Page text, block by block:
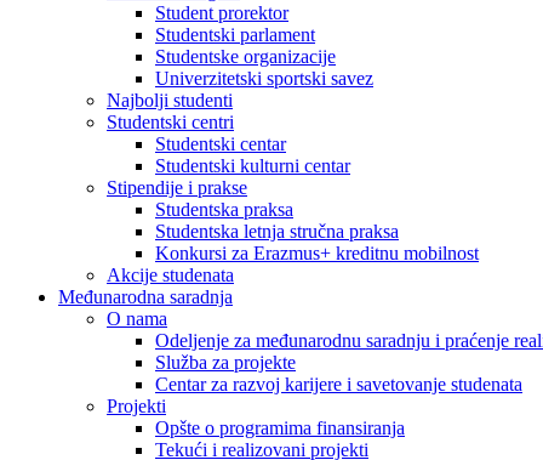
Student prorektor
Studentski parlament
Studentske organizacije
Univerzitetski sportski savez
Najbolji studenti
Studentski centri
Studentski centar
Studentski kulturni centar
Stipendije i prakse
Studentska praksa
Studentska letnja stručna praksa
Konkursi za Erazmus+ kreditnu mobilnost
Akcije studenata
Međunarodna saradnja
O nama
Odeljenje za međunarodnu saradnju i praćenje
Služba za projekte
Centar za razvoj karijere i savetovanje studenata
Projekti
Opšte o programima finansiranja
Tekući i realizovani projekti